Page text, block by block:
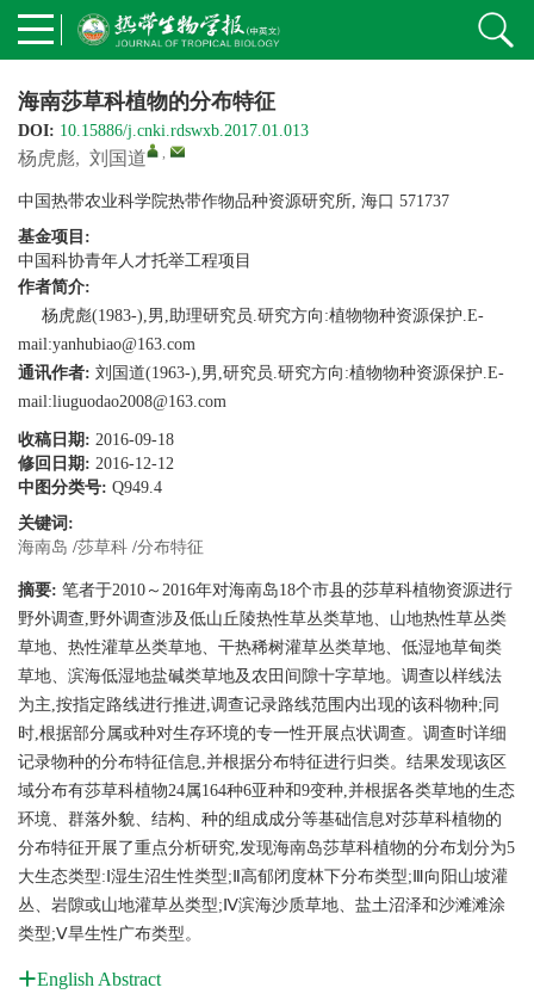
海南莎草科植物的分布特征
DOI: 10.15886/j.cnki.rdswxb.2017.01.013
杨虎彪, 刘国道 ,
中国热带农业科学院热带作物品种资源研究所, 海口 571737
基金项目:
中国科协青年人才托举工程项目
作者简介:
杨虎彪(1983-),男,助理研究员.研究方向:植物物种资源保护.E-
mail:yanhubiao@163.com
通讯作者: 刘国道(1963-),男,研究员.研究方向:植物物种资源保护.E-
mail:liuguodao2008@163.com
收稿日期: 2016-09-18
修回日期: 2016-12-12
中图分类号: Q949.4
关键词:
海南岛 /莎草科 /分布特征
摘要: 笔者于2010～2016年对海南岛18个市县的莎草科植物资源进行
野外调查,野外调查涉及低山丘陵热性草丛类草地、山地热性草丛类
草地、热性灌草丛类草地、干热稀树灌草丛类草地、低湿地草甸类
草地、滨海低湿地盐碱类草地及农田间隙十字草地。调查以样线法
为主,按指定路线进行推进,调查记录路线范围内出现的该科物种;同
时,根据部分属或种对生存环境的专一性开展点状调查。调查时详细
记录物种的分布特征信息,并根据分布特征进行归类。结果发现该区
域分布有莎草科植物24属164种6亚种和9变种,并根据各类草地的生态
环境、群落外貌、结构、种的组成成分等基础信息对莎草科植物的
分布特征开展了重点分析研究,发现海南岛莎草科植物的分布划分为5
大生态类型:Ⅰ湿生沼生性类型;Ⅱ高郁闭度林下分布类型;Ⅲ向阳山坡灌
丛、岩隙或山地灌草丛类型;Ⅳ滨海沙质草地、盐土沼泽和沙滩滩涂
类型;Ⅴ旱生性广布类型。
English Abstract